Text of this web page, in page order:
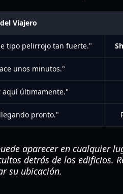
Viajero
tipo pelirrojo tan fuerte."
unos minutos."
aquí últimamente."
pronto."
aparecer en cualquier
detrás de los edificios.
su ubicación.